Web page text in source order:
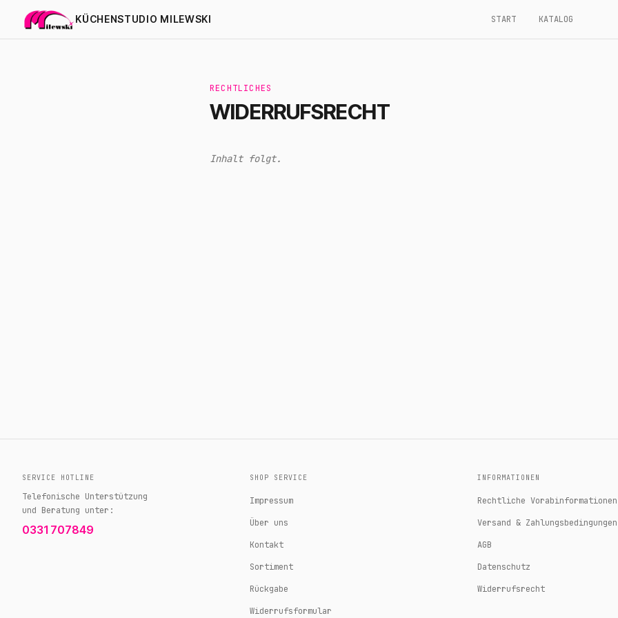
KÜCHENSTUDIO MILEWSKI START KATALOG
RECHTLICHES
WIDERRUFSRECHT
Inhalt folgt.
SERVICE HOTLINE
Telefonische Unterstützung
und Beratung unter:
0331 707849
SHOP SERVICE
Impressum
Über uns
Kontakt
Sortiment
Rückgabe
Widerrufsformular
INFORMATIONEN
Rechtliche Vorabinformationen
Versand & Zahlungsbedingungen
AGB
Datenschutz
Widerrufsrecht